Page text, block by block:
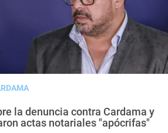
la denuncia contra Cardama y
actas notariales "apócrifas"